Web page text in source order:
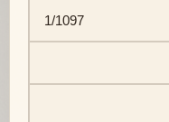
1/1097